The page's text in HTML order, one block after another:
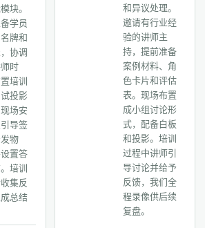
块。
学员
牌和
协调
时
培训
投影
场安
导签
物
置答
培训
集反
总结
和异议处理。
邀请有行业经
验的讲师主
持，提前准备
案例材料、角
色卡片和评估
表。现场布置
成小组讨论形
式，配备白板
和投影。培训
过程中讲师引
导讨论并给予
反馈，我们全
程录像供后续
复盘。